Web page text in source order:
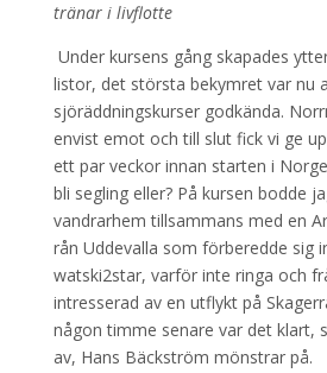
tränar i livflotte
Under kursens gång skapades
listor, det största bekymret var nu
sjöräddningskurser godkända.
envist emot och till slut fick vi ge
ett par veckor innan starten i
bli segling eller? På kursen bodde
vandrarhem tillsammans med en
rån Uddevalla som förberedde sig
watski2star, varför inte ringa och
intresserad av en utflykt på
någon timme senare var det klart,
av, Hans Bäckström mönstrar på.